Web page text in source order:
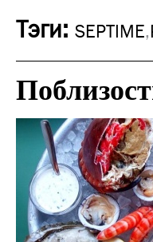
Тэги: SEPTIME,